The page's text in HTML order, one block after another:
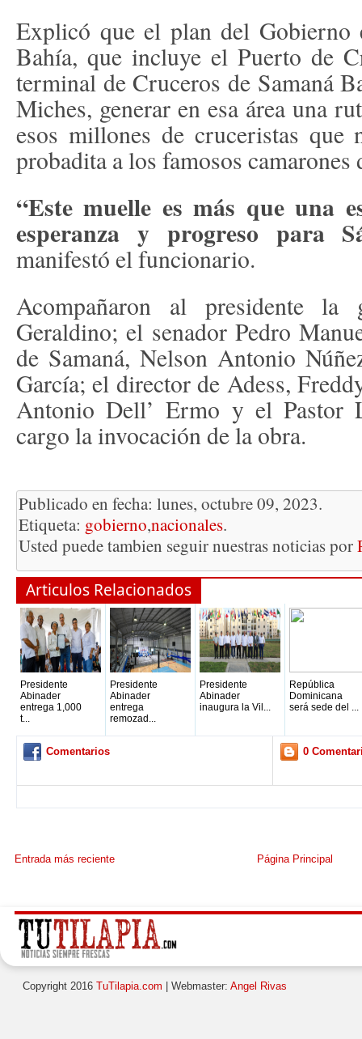
Explicó que el plan del Gobierno
Bahía, que incluye el Puerto de
terminal de Cruceros de Samaná
Miches, generar en esa área una
esos millones de cruceristas que
probadita a los famosos camarones
“Este muelle es más que una
esperanza y progreso para
manifestó el funcionario.
Acompañaron al presidente la
Geraldino; el senador Pedro
de Samaná, Nelson Antonio
García; el director de Adess,
Antonio Dell’ Ermo y el Pastor
cargo la invocación de la obra.
Publicado en fecha: lunes, octubre 09, 2023.
Etiqueta: gobierno,nacionales.
Usted puede tambien seguir nuestras noticias por
Articulos Relacionados
Presidente
Abinader
entrega 1,000
t...
Presidente
Abinader
entrega
remozad...
Presidente
Abinader
inaugura la Vil...
República
Dominicana
será sede del ...
Comentarios 0
Entrada más reciente Página Principal
Copyright 2016 TuTilapia.com | Webmaster: Angel Rivas